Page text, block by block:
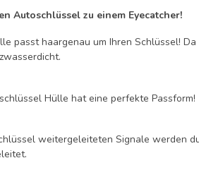
Autoschlüssel zu einem Eyecatcher!
passt haargenau um Ihren Schlüssel!
Hülle hat eine perfekte Passform!
weitergeleiteten Signale werden